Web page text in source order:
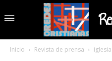
Inicio Revista de prensa